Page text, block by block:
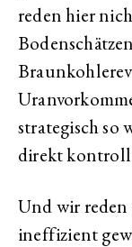
reden hier
strategisch so
direkt
Und wir
ineffizient